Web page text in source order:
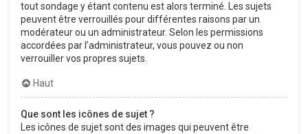
tout sondage y étant contenu est alors terminé. Les sujets
peuvent être verrouillés pour différentes raisons par un
modérateur ou un administrateur. Selon les permissions
accordées par l’administrateur, vous pouvez ou non
verrouiller vos propres sujets.
Haut
Que sont les icônes de sujet ?
Les icônes de sujet sont des images qui peuvent être